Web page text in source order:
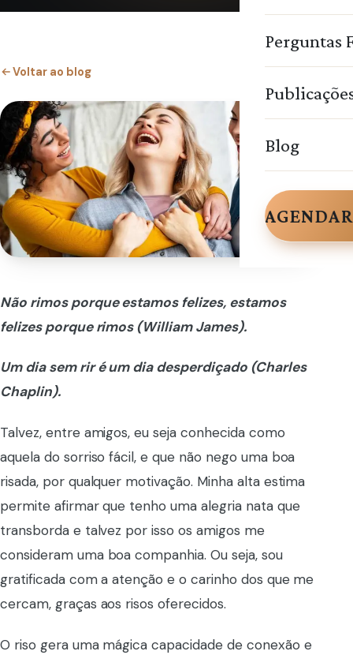
Perguntas
Blog
Voltar ao blog
Não rimos porque estamos felizes, estamos
felizes porque rimos (William James).
Um dia sem rir é um dia desperdiçado (Charles
Chaplin).
Talvez, entre amigos, eu seja conhecida como
aquela do sorriso fácil, e que não nego uma boa
risada, por qualquer motivação. Minha alta estima
permite afirmar que tenho uma alegria nata que
transborda e talvez por isso os amigos me
consideram uma boa companhia. Ou seja, sou
gratificada com a atenção e o carinho dos que me
cercam, graças aos risos oferecidos.
O riso gera uma mágica capacidade de conexão e